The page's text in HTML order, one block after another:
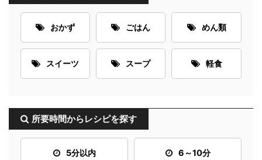
おかず ごはん めん類
スイーツ スープ 軽食
所要時間からレシピを探す
5分以内 6～10分